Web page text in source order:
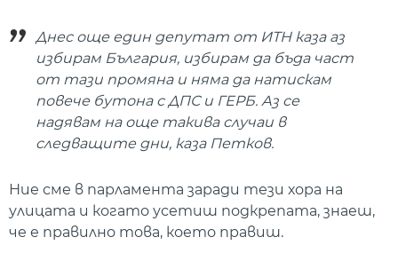
Днес още един депутат от ИТН каза аз
избирам България, избирам да бъда част
от тази промяна и няма да натискам
повече бутона с ДПС и ГЕРБ. Аз се
надявам на още такива случаи в
следващите дни, каза Петков.
Ние сме в парламента заради тези хора на
улицата и когато усетиш подкрепата, знаеш,
че е правилно това, което правиш.